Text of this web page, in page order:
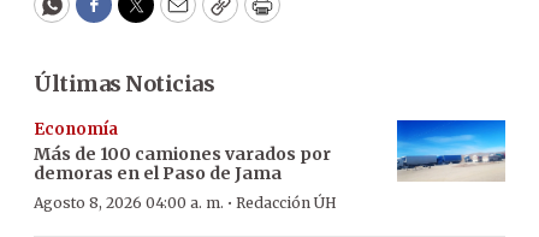
WhatsApp
Facebook
Twitter
EmailCopyPrint
Últimas Noticias
Economía
Más de 100 camiones varados por
demoras en el Paso de Jama
Agosto 8, 2026 04:00 a. m. · Redacción ÚH